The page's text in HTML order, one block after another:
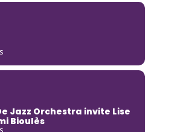
Jazz Orchestra invite Lise
Bioulès